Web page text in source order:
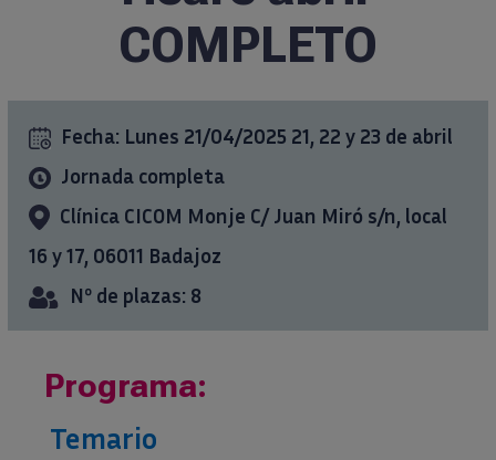
Formación
Casos clínicos
info@ticareimplants.com
Información para pacientes
ES
COMPLETO
Fecha: Lunes 21/04/2025 21, 22 y 23 de abril
Jornada completa
Clínica CICOM Monje C/ Juan Miró s/n, local
16 y 17, 06011 Badajoz
Nº de plazas: 8
Programa:
Temario